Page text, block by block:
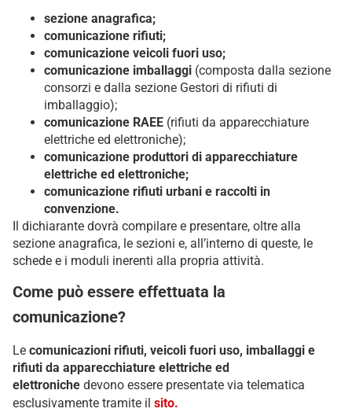
sezione anagrafica;
comunicazione rifiuti;
comunicazione veicoli fuori uso;
comunicazione imballaggi (composta dalla sezione
consorzi e dalla sezione Gestori di rifiuti di
imballaggio);
comunicazione RAEE (rifiuti da apparecchiature
elettriche ed elettroniche);
comunicazione produttori di apparecchiature
elettriche ed elettroniche;
comunicazione rifiuti urbani e raccolti in
convenzione.
Il dichiarante dovrà compilare e presentare, oltre alla
sezione anagrafica, le sezioni e, all’interno di queste, le
schede e i moduli inerenti alla propria attività.
Come può essere effettuata la
comunicazione?
Le comunicazioni rifiuti, veicoli fuori uso, imballaggi e
rifiuti da apparecchiature elettriche ed
elettroniche devono essere presentate via telematica
esclusivamente tramite il sito.